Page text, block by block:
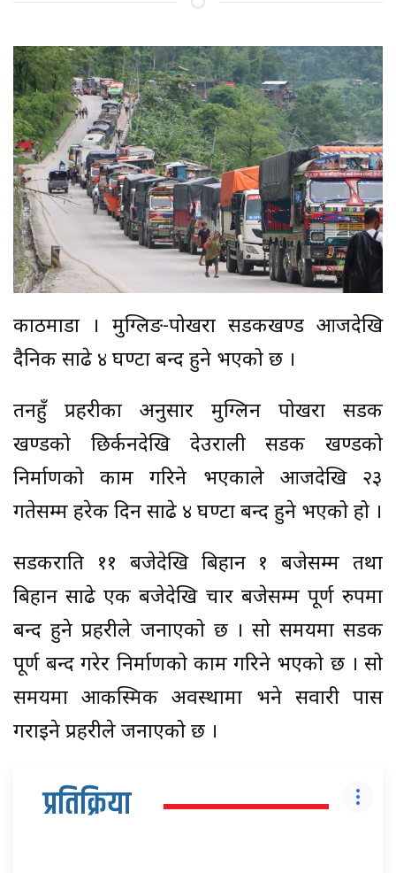
काठमाडौँ । मुग्लिङ-पोखरा सडकखण्ड आजदेखि
दैनिक साढे ४ घण्टा बन्द हुने भएको छ ।
तनहुँ प्रहरीका अनुसार मुग्लिन पोखरा सडक
खण्डको छिर्कनदेखि देउराली सडक खण्डको
निर्माणको काम गरिने भएकाले आजदेखि २३
गतेसम्म हरेक दिन साढे ४ घण्टा बन्द हुने भएको हो ।
सडकराति ११ बजेदेखि बिहान १ बजेसम्म तथा
बिहान साढे एक बजेदेखि चार बजेसम्म पूर्ण रुपमा
बन्द हुने प्रहरीले जनाएको छ । सो समयमा सडक
पूर्ण बन्द गरेर निर्माणको काम गरिने भएको छ । सो
समयमा आकस्मिक अवस्थामा भने सवारी पास
गराइने प्रहरीले जनाएको छ ।
प्रतिक्रिया